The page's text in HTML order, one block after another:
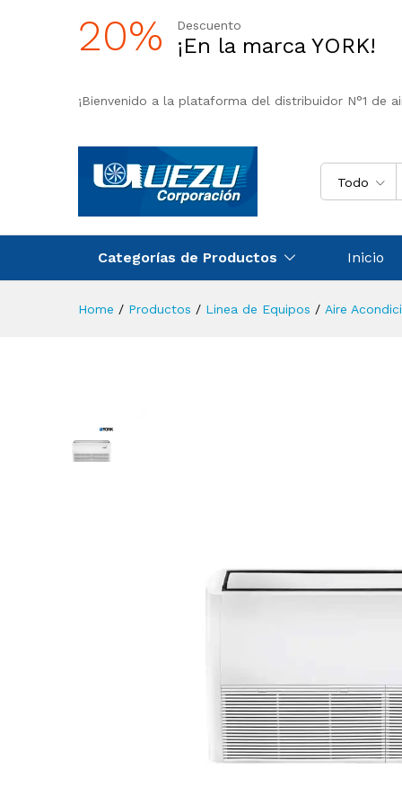
20% Descuento
¡En la marca YORK!
¡Bienvenido a la plataforma del distribuidor N°1 de
Todo
Categorías de Productos Inicio
Home / Productos / Linea de Equipos / Aire